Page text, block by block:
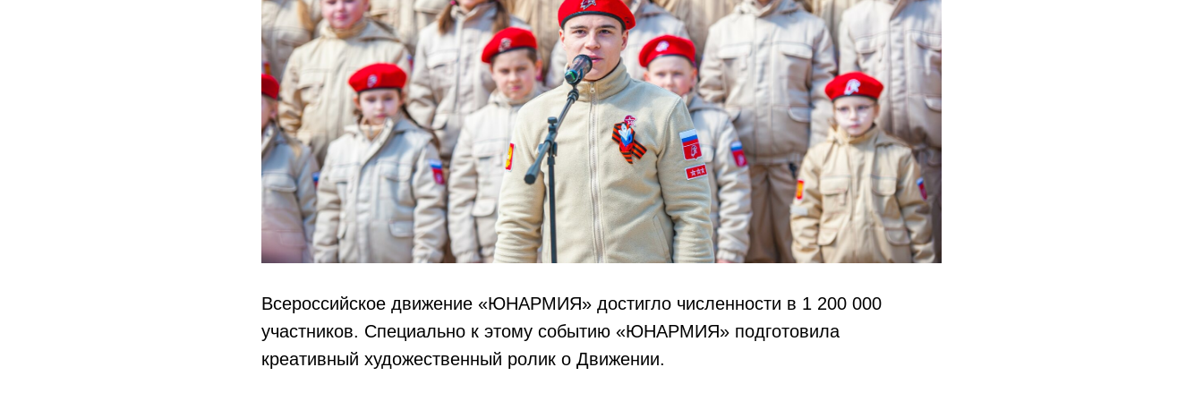
Всероссийское движение «ЮНАРМИЯ» достигло численности в 1 200 000
участников. Специально к этому событию «ЮНАРМИЯ» подготовила
креативный художественный ролик о Движении.